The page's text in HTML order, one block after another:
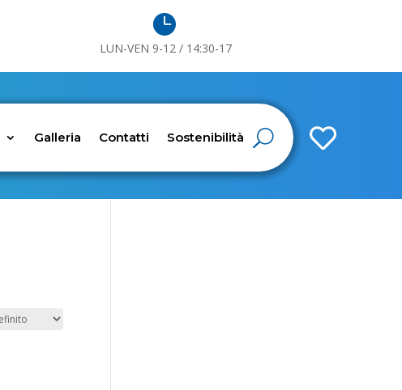

LUN-VEN 9-12 / 14:30-17

Galleria Contatti Sostenibilità